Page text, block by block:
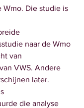
Wmo. Die studie is
naar de Wmo
van
VWS. Andere
later.
die analyse